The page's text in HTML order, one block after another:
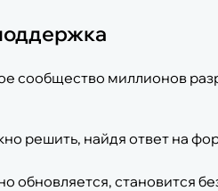
сообщество миллионов
решить, найдя ответ на
обновляется, становится